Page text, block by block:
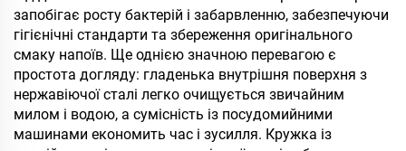
запобігає росту бактерій і забарвленню, забезпечуючи
гігієнічні стандарти та збереження оригінального
смаку напоїв. Ще однією значною перевагою є
простота догляду: гладенька внутрішня поверхня з
нержавіючої сталі легко очищується звичайним
милом і водою, а сумісність із посудомийними
машинами економить час і зусилля. Кружка із